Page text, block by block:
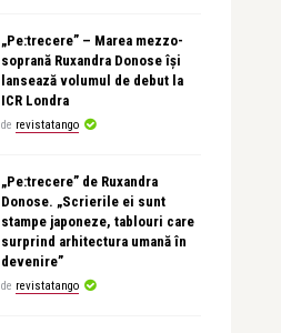
„Pe:trecere” – Marea mezzo-
soprană Ruxandra Donose își
lansează volumul de debut la
ICR Londra
de revistatango
„Pe:trecere” de Ruxandra
Donose. „Scrierile ei sunt
stampe japoneze, tablouri care
surprind arhitectura umană în
devenire”
de revistatango